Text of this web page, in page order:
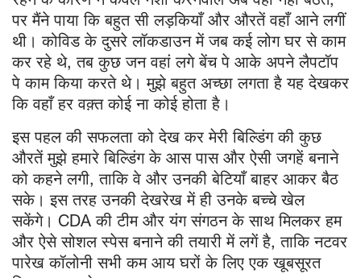
पर मैंने पाया कि बहुत सी लड़कियाँ और औरतें वहाँ आने लगीं
थी। कोविड के दुसरे लॉकडाउन में जब कई लोग घर से काम
कर रहे थे, तब कुछ जन वहां लगे बेंच पे आके अपने लैपटॉप
पे काम किया करते थे। मुझे बहुत अच्छा लगता है यह देखकर
कि वहाँ हर वक़्त कोई ना कोई होता है।
इस पहल की सफलता को देख कर मेरी बिल्डिंग की कुछ
औरतें मुझे हमारे बिल्डिंग के आस पास और ऐसी जगहें बनाने
को कहने लगी, ताकि वे और उनकी बेटियाँ बाहर आकर बैठ
सके। इस तरह उनकी देखरेख में ही उनके बच्चे खेल
सकेंगे। CDA की टीम और यंग संगठन के साथ मिलकर हम
और ऐसे सोशल स्पेस बनाने की तयारी में लगें है, ताकि नटवर
पारेख कॉलोनी सभी कम आय घरों के लिए एक खूबसूरत